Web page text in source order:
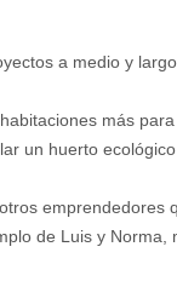
a medio y
más
un huerto
emprendedores
de Luis y Norma,